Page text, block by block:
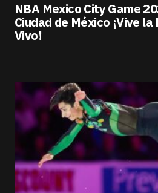
NBA Mexico City Game
Ciudad de México ¡Vive
Vivo!